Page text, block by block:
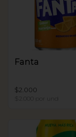
Fanta
$2.000
$2.000 por und